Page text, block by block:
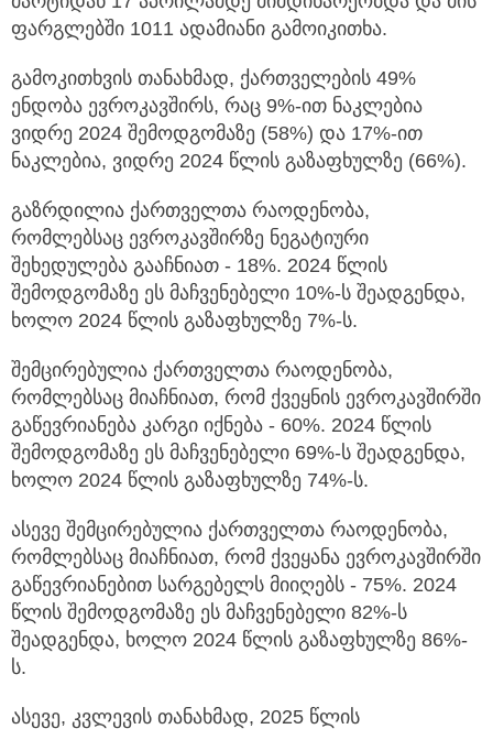
ფარგლებში 1011 ადამიანი გამოიკითხა.
გამოკითხვის თანახმად, ქართველების 49%
ენდობა ევროკავშირს, რაც 9%-ით ნაკლებია
ვიდრე 2024 შემოდგომაზე (58%) და 17%-ით
ნაკლებია, ვიდრე 2024 წლის გაზაფხულზე (66%).
გაზრდილია ქართველთა რაოდენობა,
რომლებსაც ევროკავშირზე ნეგატიური
შეხედულება გააჩნიათ - 18%. 2024 წლის
შემოდგომაზე ეს მაჩვენებელი 10%-ს შეადგენდა,
ხოლო 2024 წლის გაზაფხულზე 7%-ს.
შემცირებულია ქართველთა რაოდენობა,
რომლებსაც მიაჩნიათ, რომ ქვეყნის ევროკავშირში
გაწევრიანება კარგი იქნება - 60%. 2024 წლის
შემოდგომაზე ეს მაჩვენებელი 69%-ს შეადგენდა,
ხოლო 2024 წლის გაზაფხულზე 74%-ს.
ასევე შემცირებულია ქართველთა რაოდენობა,
რომლებსაც მიაჩნიათ, რომ ქვეყანა ევროკავშირში
გაწევრიანებით სარგებელს მიიღებს - 75%. 2024
წლის შემოდგომაზე ეს მაჩვენებელი 82%-ს
შეადგენდა, ხოლო 2024 წლის გაზაფხულზე 86%-
ს.
ასევე, კვლევის თანახმად, 2025 წლის